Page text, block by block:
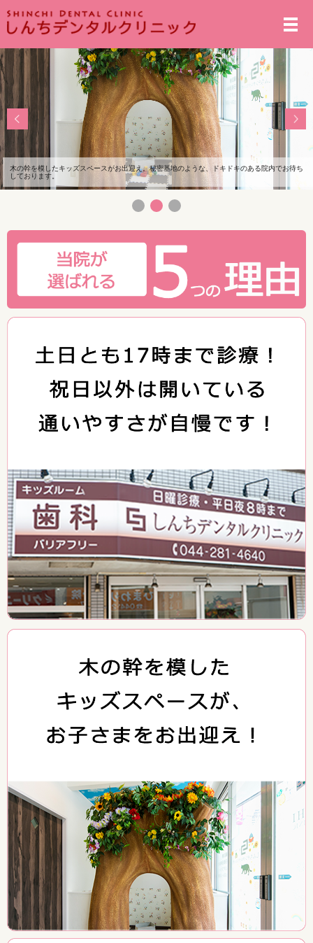
メ
木の幹を模したキッズスペースがお出迎え。秘密基地のような、ドキドキのある院内でお待ち
しております。